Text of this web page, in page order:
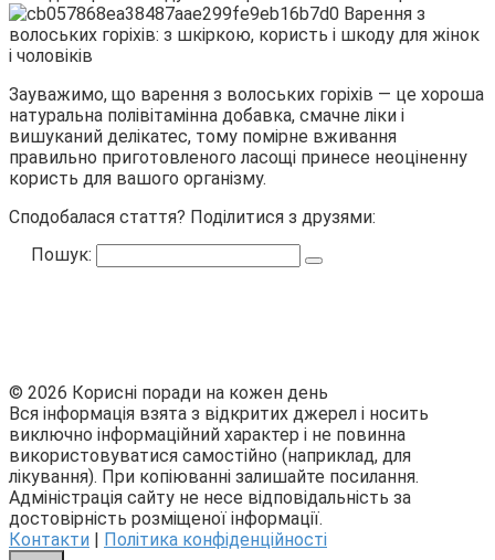
Зауважимо, що варення з волоських горіхів — це хороша
натуральна полівітамінна добавка, смачне ліки і
вишуканий делікатес, тому помірне вживання
правильно приготовленого ласощі принесе неоціненну
користь для вашого організму.
Сподобалася стаття? Поділитися з друзями:
Пошук:
© 2026 Корисні поради на кожен день
Вся інформація взята з відкритих джерел і носить
виключно інформаційний характер і не повинна
використовуватися самостійно (наприклад, для
лікування). При копіюванні залишайте посилання.
Адміністрація сайту не несе відповідальність за
достовірність розміщеної інформації.
Контакти | Політика конфіденційності